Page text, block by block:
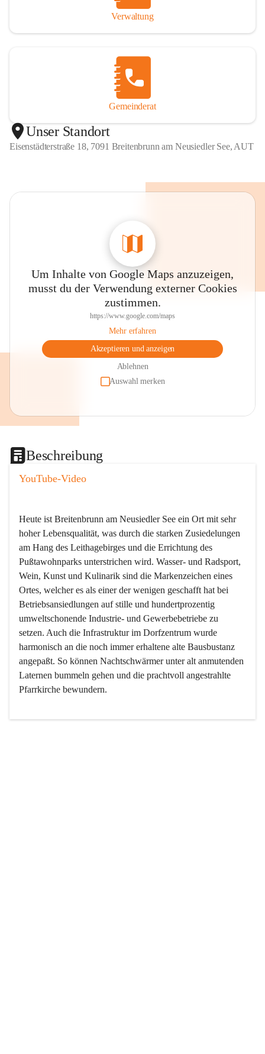
Verwaltung
Gemeinderat
Unser Standort
Eisenstädterstraße 18, 7091 Breitenbrunn am Neusiedler See, AUT
Um Inhalte von Google Maps anzuzeigen,
musst du der Verwendung externer Cookies
zustimmen.
https://www.google.com/maps
Mehr erfahren
Akzeptieren und anzeigen
Ablehnen
Auswahl merken
Beschreibung
YouTube-Video
Heute ist Breitenbrunn am Neusiedler See ein Ort mit sehr
hoher Lebensqualität, was durch die starken Zusiedelungen
am Hang des Leithagebirges und die Errichtung des
Pußtawohnparks unterstrichen wird. Wasser- und Radsport,
Wein, Kunst und Kulinarik sind die Markenzeichen eines
Ortes, welcher es als einer der wenigen geschafft hat bei
Betriebsansiedlungen auf stille und hundertprozentig
umweltschonende Industrie- und Gewerbebetriebe zu
setzen. Auch die Infrastruktur im Dorfzentrum wurde
harmonisch an die noch immer erhaltene alte Bausbustanz
angepaßt. So können Nachtschwärmer unter alt anmutenden
Laternen bummeln gehen und die prachtvoll angestrahlte
Pfarrkirche bewundern.
Der Weinbau dominert heute nicht mehr, ist aber integrativer